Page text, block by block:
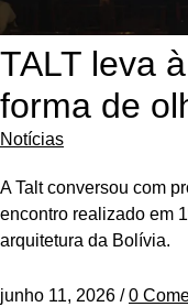
TALT leva
forma de
Notícias
A Talt conversou com
encontro realizado em
arquitetura da Bolívia.
junho 11, 2026 / 0